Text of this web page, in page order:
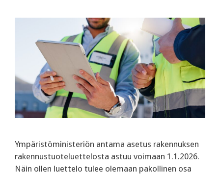
Ympäristöministeriön antama asetus rakennuksen
rakennustuoteluettelosta astuu voimaan 1.1.2026.
Näin ollen luettelo tulee olemaan pakollinen osa